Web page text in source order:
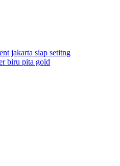
jakarta siap setitng
biru pita gold